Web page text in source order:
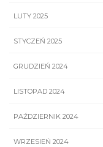
LUTY 2025
STYCZEŃ 2025
GRUDZIEŃ 2024
LISTOPAD 2024
PAŹDZIERNIK 2024
WRZESIEŃ 2024